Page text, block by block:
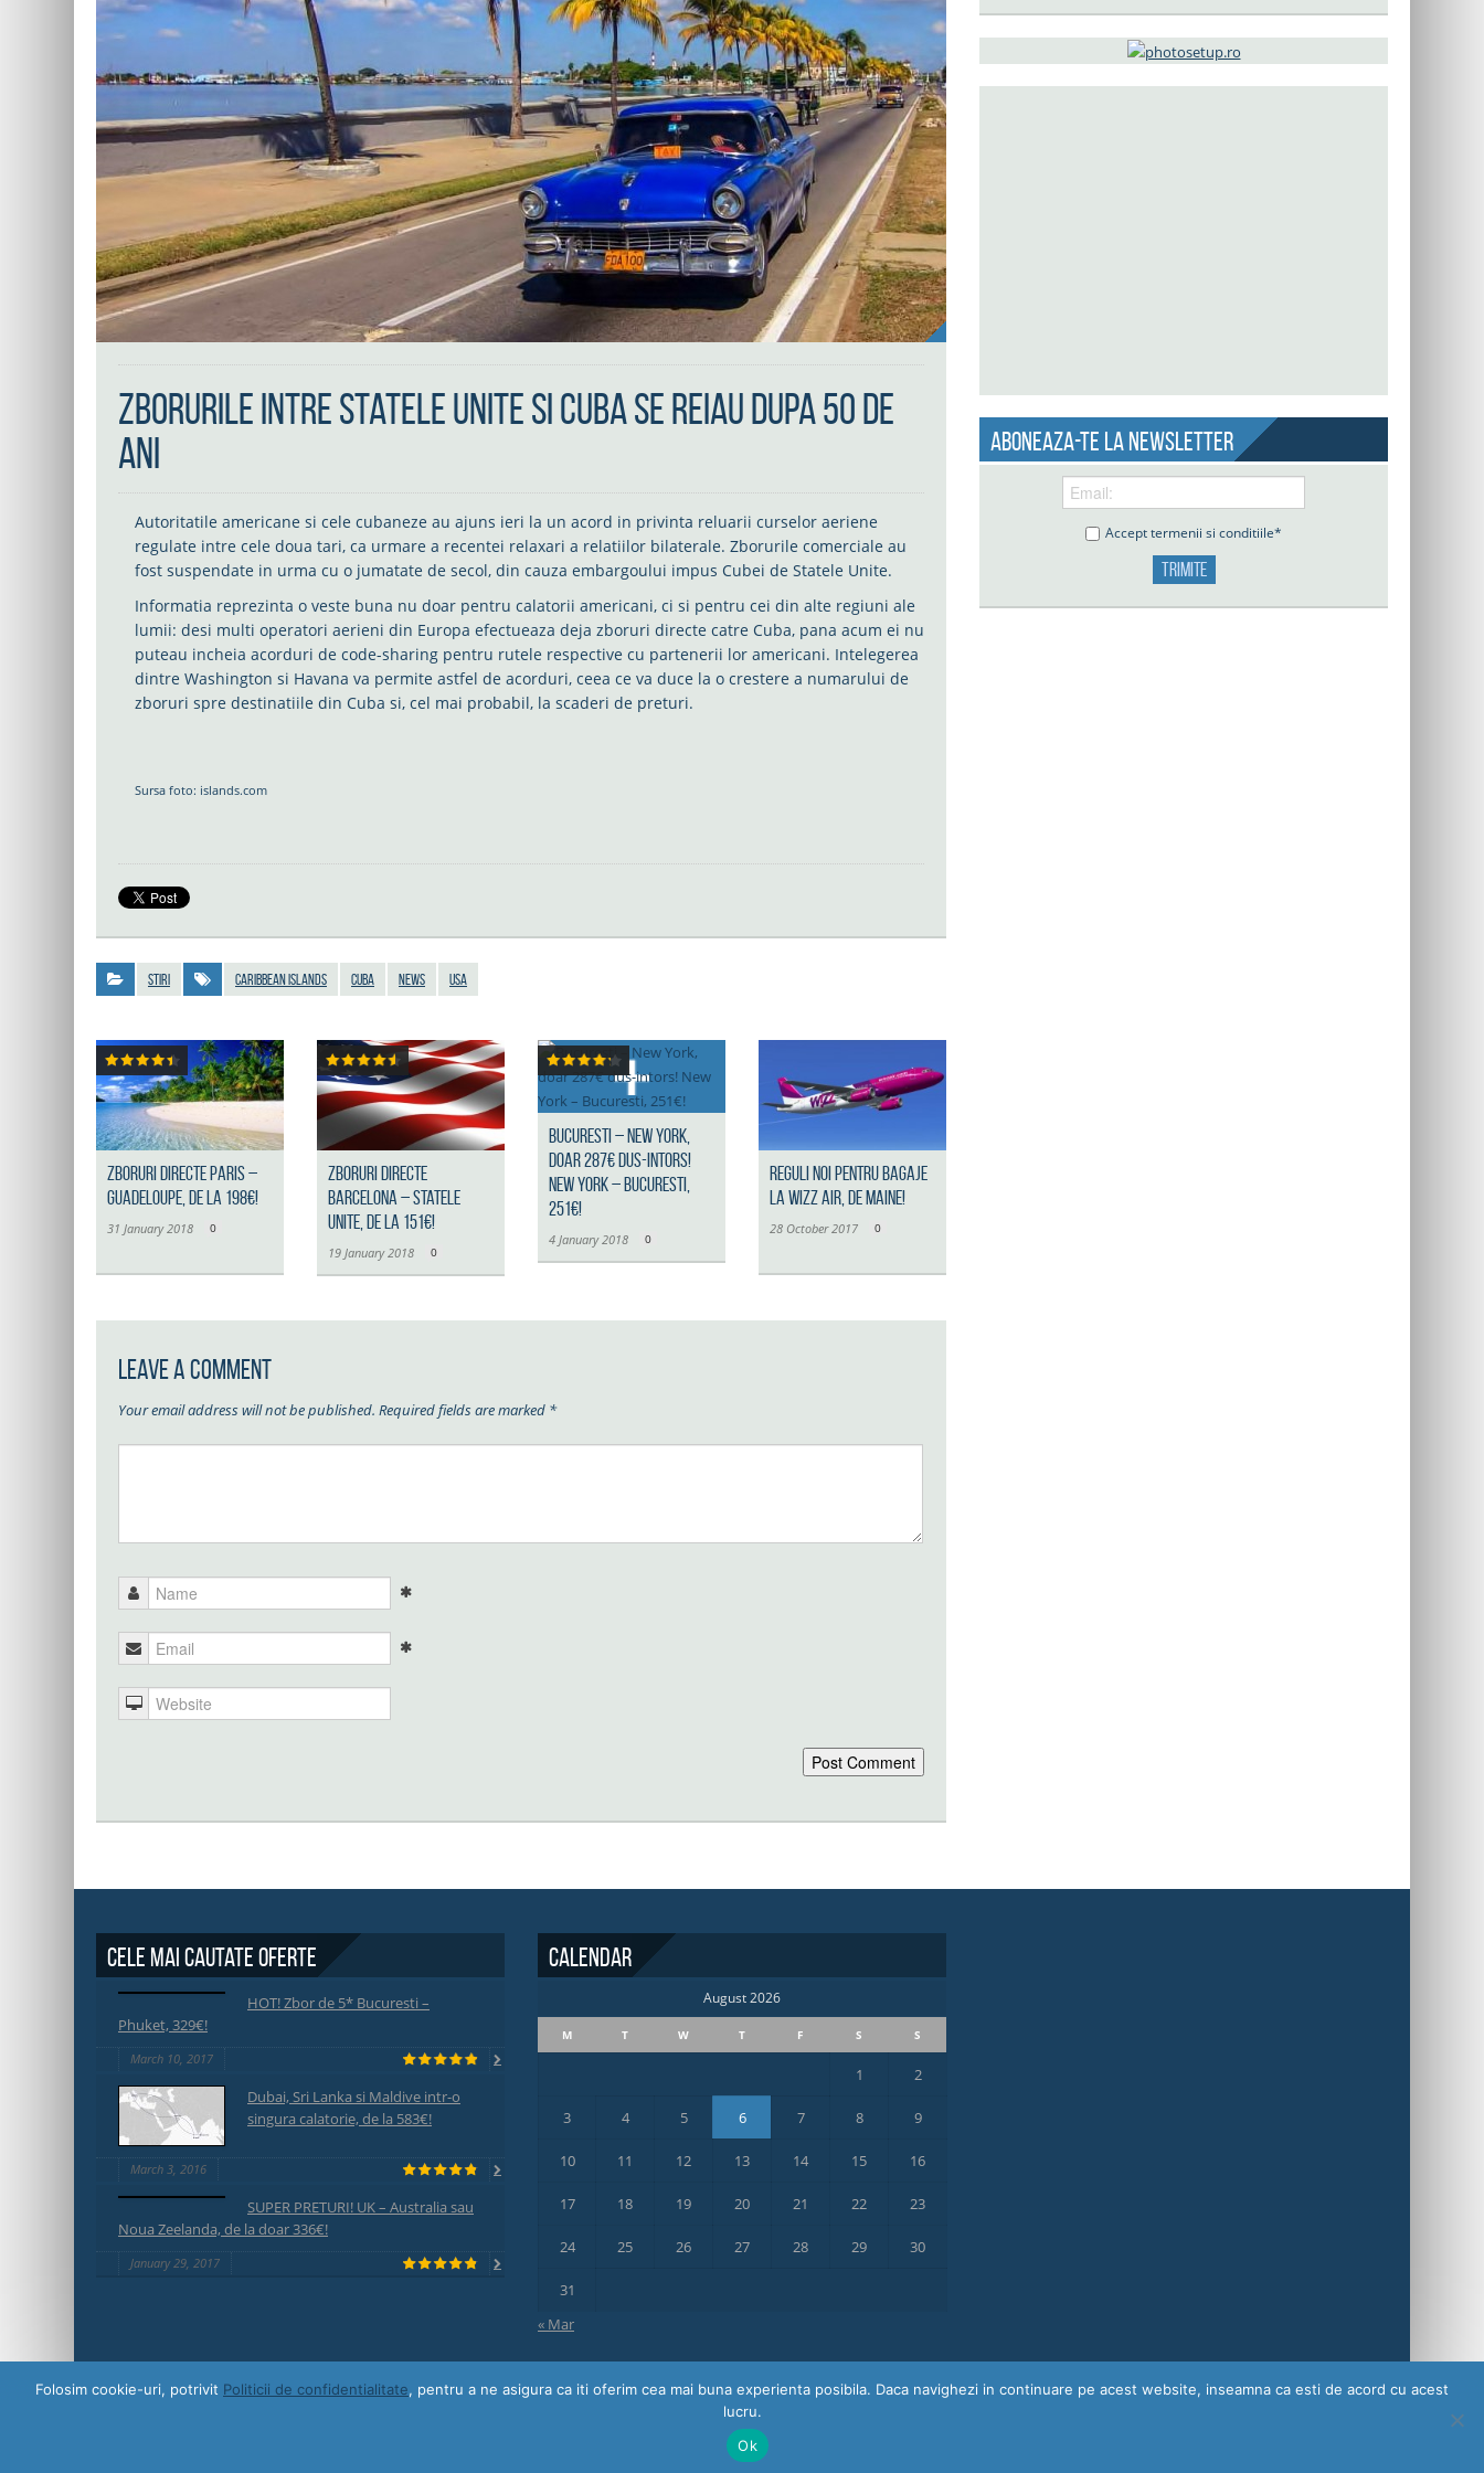
Zborurile intre Statele Unite si Cuba se reiau dupa 50 de
ani
Autoritatile americane si cele cubaneze au ajuns ieri la un acord in privinta reluarii curselor aeriene
regulate intre cele doua tari, ca urmare a recentei relaxari a relatiilor bilaterale. Zborurile comerciale au
fost suspendate in urma cu o jumatate de secol, din cauza embargoului impus Cubei de Statele Unite.
Informatia reprezinta o veste buna nu doar pentru calatorii americani, ci si pentru cei din alte regiuni ale
lumii: desi multi operatori aerieni din Europa efectueaza deja zboruri directe catre Cuba, pana acum ei nu
puteau incheia acorduri de code-sharing pentru rutele respective cu partenerii lor americani. Intelegerea
dintre Washington si Havana va permite astfel de acorduri, ceea ce va duce la o crestere a numarului de
zboruri spre destinatiile din Cuba si, cel mai probabil, la scaderi de preturi.
Sursa foto: islands.com
Stiri Caribbean Islands Cuba news USA
Zboruri directe Paris –
Guadeloupe, de la 198€!
31 January 2018 0
Zboruri directe
Barcelona – Statele
Unite, de la 151€!
19 January 2018 0
Bucuresti – New York,
doar 287€ dus-intors!
New York – Bucuresti,
251€!
4 January 2018 0
Reguli noi pentru bagaje
la Wizz Air, de maine!
28 October 2017 0
Leave a Comment
Your email address will not be published. Required fields are marked *
Aboneaza-te la newsletter
Accept termenii si conditiile*
Cele mai cautate oferte
HOT! Zbor de 5* Bucuresti –
Phuket, 329€!
March 10, 2017
Dubai, Sri Lanka si Maldive intr-o
singura calatorie, de la 583€!
March 3, 2016
SUPER PRETURI! UK – Australia sau
Noua Zeelanda, de la doar 336€!
January 29, 2017
Calendar
August 2026
M T W T F S S
1 2
3 4 5 6 7 8 9
10 11 12 13 14 15 16
17 18 19 20 21 22 23
24 25 26 27 28 29 30
31
« Mar
Folosim cookie-uri, potrivit Politicii de confidentialitate, pentru a ne asigura ca iti oferim cea mai buna experienta posibila. Daca navighezi in continuare pe acest website, inseamna ca esti de acord cu acest
lucru.
Ok